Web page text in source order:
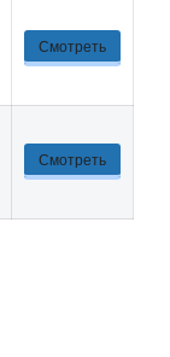
Смотреть
Смотреть